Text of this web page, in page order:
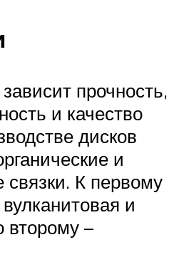
прочность,
и качество
дисков
и
связки. К первому
и
второму –